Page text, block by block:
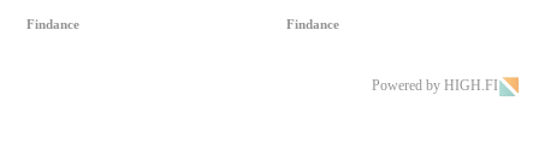
Findance Findance
Powered by HIGH.FI